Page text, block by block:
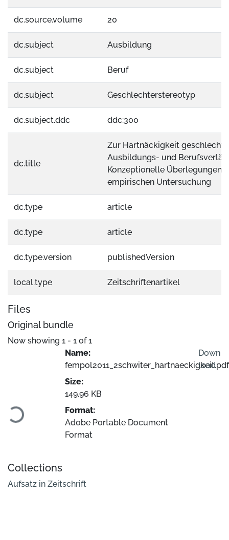
dc.source.volume 20
dc.subject Ausbildung
dc.subject Beruf
dc.subject Geschlechterstereotyp
dc.subject.ddc ddc:300
dc.title
Zur Hartnäckigkeit
Ausbildungs- und
Konzeptionelle Überlegungen
empirischen Untersuchung
dc.type article
dc.type article
dc.type.version publishedVersion
local.type Zeitschriftenartikel
Files
Original bundle
Now showing 1 - 1 of 1
Loading...
Name:
Size:
149.96 KB
Format:
Adobe Portable Document
Format
Down
load
Collections
Aufsatz in Zeitschrift